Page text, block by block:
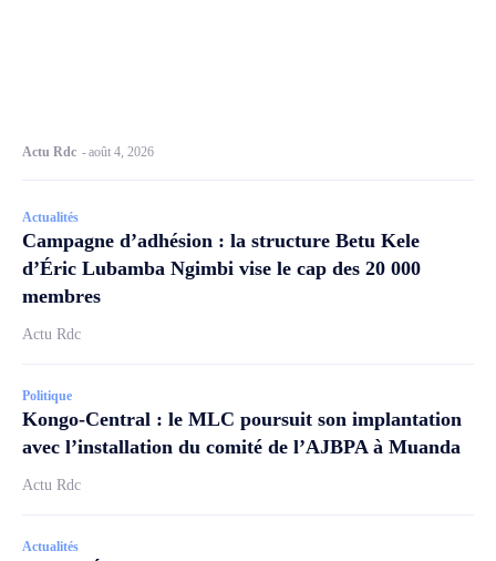
Actu Rdc -août 4, 2026
Actualités
Campagne d’adhésion : la structure Betu Kele
d’Éric Lubamba Ngimbi vise le cap des 20 000
membres
Actu Rdc
Politique
Kongo-Central : le MLC poursuit son implantation
avec l’installation du comité de l’AJBPA à Muanda
Actu Rdc
Actualités